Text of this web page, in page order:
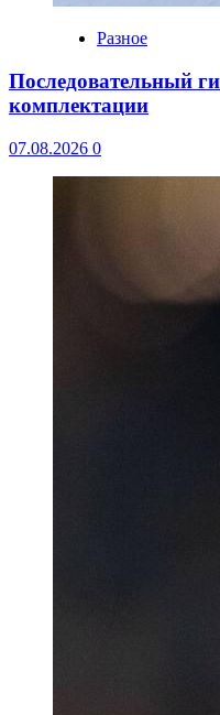
Разное
Последовательный
комплектации
07.08.2026 0